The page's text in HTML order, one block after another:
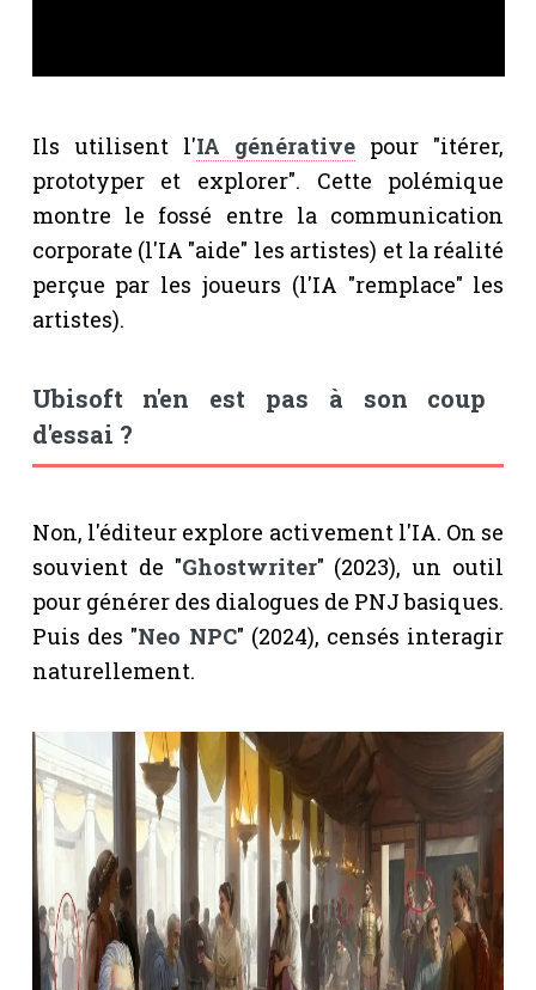
Ils utilisent l'IA générative pour "itérer,
prototyper et explorer". Cette polémique
montre le fossé entre la communication
corporate (l'IA "aide" les artistes) et la réalité
perçue par les joueurs (l'IA "remplace" les
artistes).
Ubisoft n'en est pas à son coup
d'essai ?
Non, l'éditeur explore activement l'IA. On se
souvient de "Ghostwriter" (2023), un outil
pour générer des dialogues de PNJ basiques.
Puis des "Neo NPC" (2024), censés interagir
naturellement.